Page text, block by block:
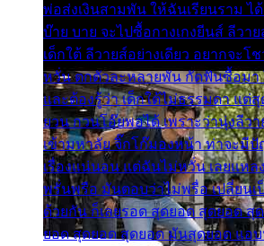
พ่อส่งเงินสามพัน ให้ฉันเรียนราม
บ๊าย บาย จะไปซื้อกางเกงยีนส์ ลีวาย
เด็กใต้ ลีวายส์อย่างเดียว อยากจะโ
หวั่น ตกตัวละหลายพัน กัดฟันซื้อมา
และต้องรู้ว่า เด็กใต้ไม่ธรรมดา แต่สุ
ยวน กวนโอ๊ยพอได้ เพราะว่านุ่งลีว
เข้ามหาลัย จิ๊กโก๊มองหน้า ท่าจะมีปั
เรื่องแน่นอน แต่ฉันไม่หวั่น เลยแห
พรั่นพรือ มันตอบว่าไม่พรื่อ เปลี่ยนเ
ด้วยกัน ก็เลยรอด สุดยอด สุดยอด สุ
ยอด สุดยอด สุดยอด มันสุดยอด แอ